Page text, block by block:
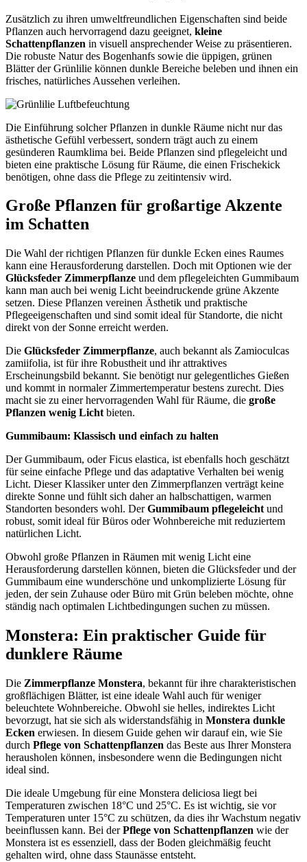
Zusätzlich zu ihren umweltfreundlichen Eigenschaften sind beide
Pflanzen auch hervorragend dazu geeignet, kleine
Schattenpflanzen in visuell ansprechender Weise zu präsentieren.
Die robuste Natur des Bogenhanfs sowie die üppigen, grünen
Blätter der Grünlilie können dunkle Bereiche beleben und ihnen ein
frisches, natürliches Aussehen verleihen.
Die Einführung solcher Pflanzen in dunkle Räume nicht nur das
ästhetische Gefühl verbessert, sondern trägt auch zu einem
gesünderen Raumklima bei. Beide Pflanzen sind pflegeleicht und
bieten eine praktische Lösung für Räume, die einen Frischekick
benötigen, ohne dass die Pflege zu zeitintensiv wird.
Große Pflanzen für großartige Akzente
im Schatten
Die Wahl der richtigen Pflanzen für dunkle Ecken eines Raumes
kann eine Herausforderung darstellen. Doch mit Optionen wie der
Glücksfeder Zimmerpflanze und dem pflegeleichten Gummibaum
kann man auch bei wenig Licht beeindruckende grüne Akzente
setzen. Diese Pflanzen vereinen Ästhetik und praktische
Pflegeeigenschaften und sind somit ideal für Standorte, die nicht
direkt von der Sonne erreicht werden.
Die Glücksfeder Zimmerpflanze, auch bekannt als Zamioculcas
zamiifolia, ist für ihre Robustheit und ihr attraktives
Erscheinungsbild bekannt. Sie benötigt nur gelegentliches Gießen
und kommt in normaler Zimmertemperatur bestens zurecht. Dies
macht sie zu einer hervorragenden Wahl für Räume, die große
Pflanzen wenig Licht bieten.
Gummibaum: Klassisch und einfach zu halten
Der Gummibaum, oder Ficus elastica, ist ebenfalls hoch geschätzt
für seine einfache Pflege und das adaptative Verhalten bei wenig
Licht. Dieser Klassiker unter den Zimmerpflanzen verträgt keine
direkte Sonne und fühlt sich daher an halbschattigen, warmen
Standorten besonders wohl. DerGummibaum pflegeleicht und
robust, somit ideal für Büros oder Wohnbereiche mit reduziertem
natürlichen Licht.
Obwohl große Pflanzen in Räumen mit wenig Licht eine
Herausforderung darstellen können, bieten die Glücksfeder und der
Gummibaum eine wunderschöne und unkomplizierte Lösung für
jeden, der sein Zuhause oder Büro mit Grün beleben möchte, ohne
ständig nach optimalen Lichtbedingungen suchen zu müssen.
Monstera: Ein praktischer Guide für
dunklere Räume
Die Zimmerpflanze Monstera, bekannt für ihre charakteristischen
großflächigen Blätter, ist eine ideale Wahl auch für weniger
beleuchtete Wohnbereiche. Obwohl sie helles, indirektes Licht
bevorzugt, hat sie sich als widerstandsfähig in Monstera dunkle
Ecken erwiesen. In diesem Guide gehen wir darauf ein, wie Sie
durch Pflege von Schattenpflanzen das Beste aus Ihrer Monstera
herausholen können, insbesondere wenn die Bedingungen nicht
ideal sind.
Die ideale Umgebung für eine Monstera deliciosa liegt bei
Temperaturen zwischen 18°C und 25°C. Es ist wichtig, sie vor
Temperaturen unter 15°C zu schützen, da dies ihr Wachstum negativ
beeinflussen kann. Bei derPflege von Schattenpflanzen wie der
Monstera ist es essenziell, dass der Boden gleichmäßig feucht
gehalten wird, ohne dass Staunässe entsteht.